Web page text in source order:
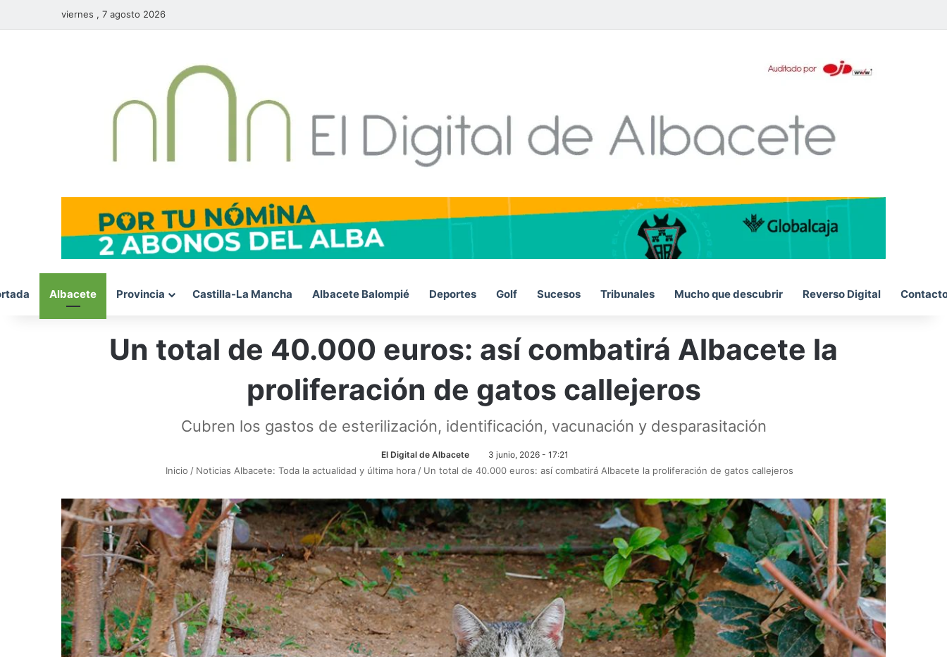
viernes , 7 agosto 2026
Albacete Provincia Castilla-La Mancha Albacete Balompié Deportes Golf Sucesos Tribunales Mucho que descubrir Reverso Digital
Un total de 40.000 euros: así combatirá Albacete la
proliferación de gatos callejeros
Cubren los gastos de esterilización, identificación, vacunación y desparasitación
El Digital de Albacete 3 junio, 2026 - 17:21
Inicio / Noticias Albacete: Toda la actualidad y última hora / Un total de 40.000 euros: así combatirá Albacete la proliferación de gatos callejeros